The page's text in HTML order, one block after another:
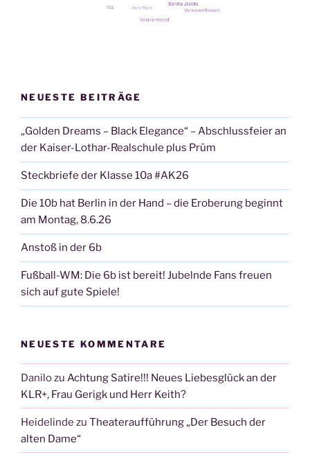
NEUESTE BEITRÄGE
„Golden Dreams – Black Elegance“ – Abschlussfeier an
der Kaiser-Lothar-Realschule plus Prüm
Steckbriefe der Klasse 10a #AK26
Die 10b hat Berlin in der Hand – die Eroberung beginnt
am Montag, 8.6.26
Anstoß in der 6b
Fußball-WM: Die 6b ist bereit! Jubelnde Fans freuen
sich auf gute Spiele!
NEUESTE KOMMENTARE
Danilozu Achtung Satire!!! Neues Liebesglück an der
KLR+, Frau Gerigk und Herr Keith?
Heidelinde zu Theateraufführung „Der Besuch der
alten Dame“